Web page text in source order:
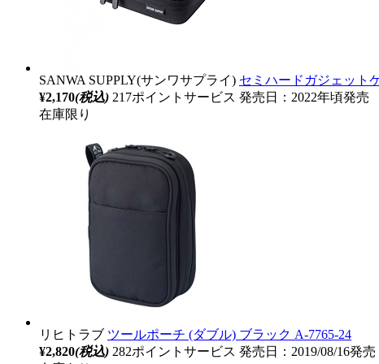
SANWA SUPPLY(サンワサプライ) セミハードガジェット
¥2,170(税込) 217ポイントサービス 発売日：2022年頃発売
在庫限り
リヒトラブ ツールポーチ (ダブル) ブラック A-7765-24
¥2,820(税込) 282ポイントサービス 発売日：2019/08/16発売